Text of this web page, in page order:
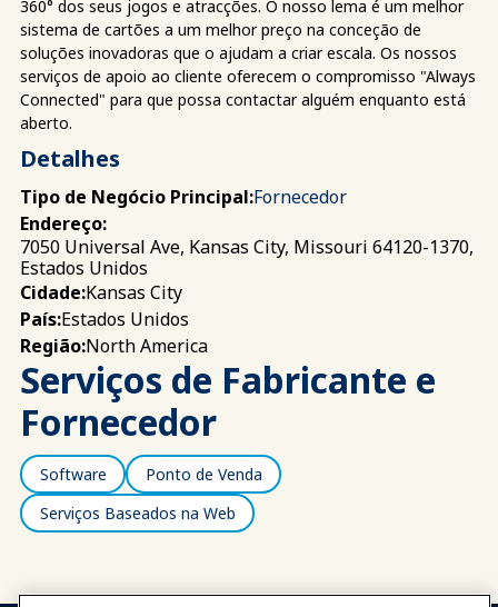
360° dos seus jogos e atracções. O nosso lema é um melhor
sistema de cartões a um melhor preço na conceção de
soluções inovadoras que o ajudam a criar escala. Os nossos
serviços de apoio ao cliente oferecem o compromisso "Always
Connected" para que possa contactar alguém enquanto está
aberto.
Detalhes
Tipo de Negócio Principal:Fornecedor
Endereço:
7050 Universal Ave, Kansas City, Missouri 64120-1370,
Estados Unidos
Cidade:Kansas City
País:Estados Unidos
Região:North America
Serviços de Fabricante e
Fornecedor
Software
Ponto de Venda
Serviços Baseados na Web